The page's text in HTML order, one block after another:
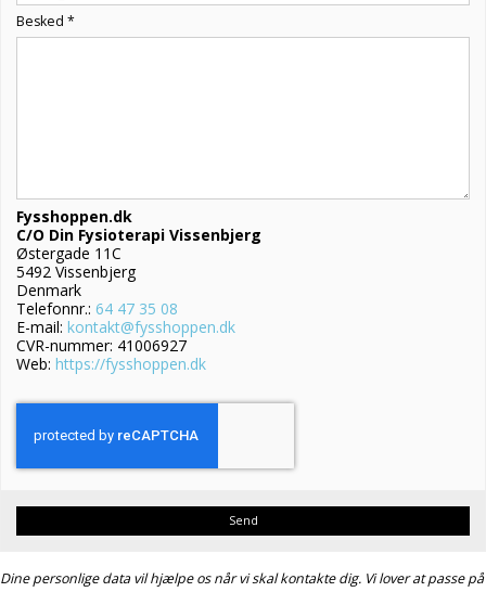
Besked *
Fysshoppen.dk
C/O Din Fysioterapi Vissenbjerg
Østergade 11C
5492 Vissenbjerg
Denmark
Telefonnr.: 64 47 35 08
E-mail: kontakt@fysshoppen.dk
CVR-nummer: 41006927
Web: https://fysshoppen.dk
Send
Dine personlige data vil hjælpe os når vi skal kontakte dig. Vi lover at passe på